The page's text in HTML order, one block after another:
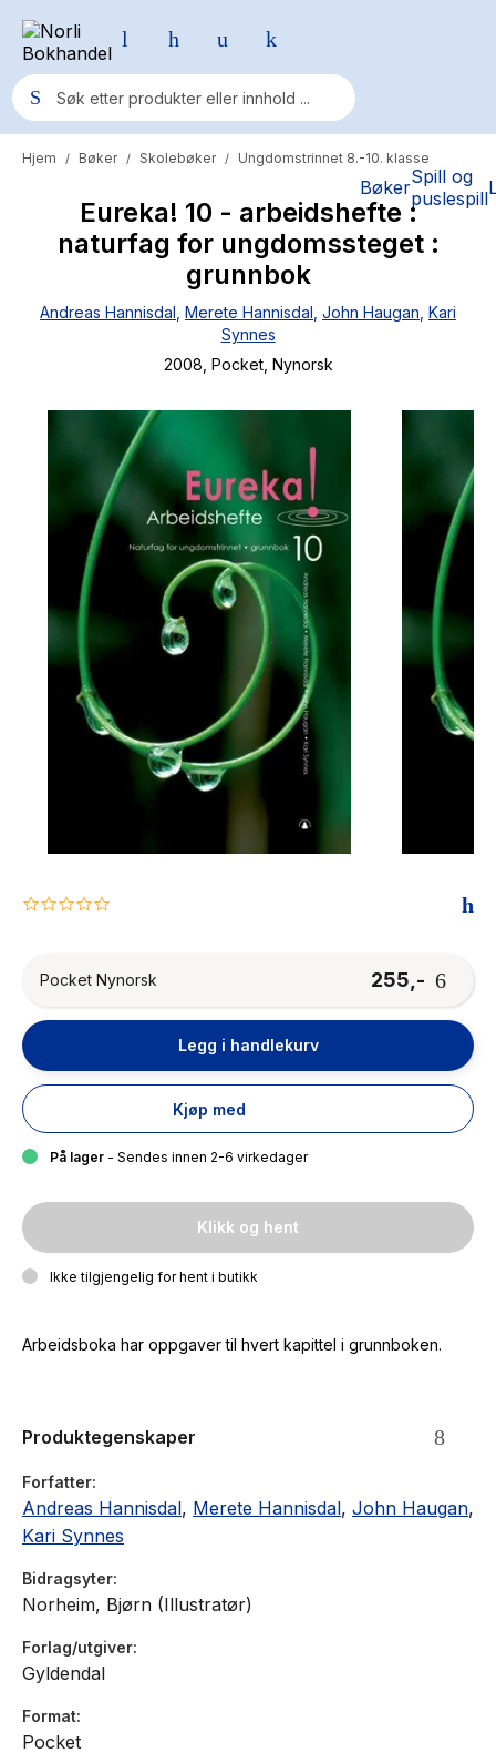
BøkerSpill og
puslespill
Populære søk
Pokemon
One piece
Fury Bound - Sable Sorensen
Hypopressiv trening
The Housemaid
Hjem / Bøker / Skolebøker / Ungdomstrinnet 8.-10. klasse
Eureka! 10 - arbeidshefte :
naturfag for ungdomssteget :
grunnbok
Andreas Hannisdal Merete Hannisdal John Haugan Kari
Synnes
2008 , Pocket, Nynorsk
0.0
Pocket Nynorsk
255,-
Legg i handlekurv
Kjøp med
På lager - Sendes innen 2-6 virkedager
Klikk og hent
Ikke tilgjengelig for hent i butikk
Arbeidsboka har oppgaver til hvert kapittel i grunnboken.
Produktegenskaper
Forfatter
Andreas Hannisdal, Merete Hannisdal, John Haugan,
Kari Synnes
Bidragsyter
Norheim, Bjørn (Illustratør)
Forlag/utgiver
Gyldendal
Format
Pocket